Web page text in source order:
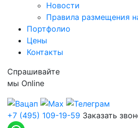
Новости
Правила размещения
Портфолио
Цены
Контакты
Спрашивайте
мы Online
+7 (495) 109-19-59 Заказать